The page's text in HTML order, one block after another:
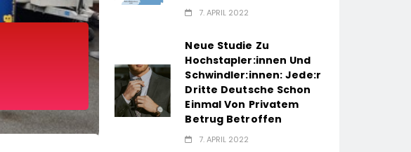
7. APRIL 2022
Neue Studie Zu
Hochstapler:innen Und
Schwindler:innen: Jede:r
Dritte Deutsche Schon
Einmal Von Privatem
Betrug Betroffen
7. APRIL 2022